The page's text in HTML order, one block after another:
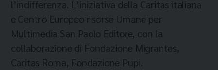
l’indifferenza. L’iniziativa della Caritas italiana
e Centro Europeo risorse Umane per
Multimedia San Paolo Editore, con la
collaborazione di Fondazione Migrantes,
Caritas Roma, Fondazione Pupi.